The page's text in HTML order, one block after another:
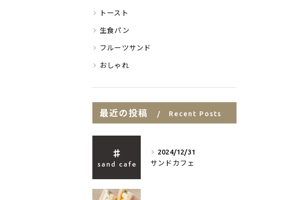
トースト
生食パン
フルーツサンド
おしゃれ
最近の投稿 Recent Posts
2024/12/31
サンドカフェ